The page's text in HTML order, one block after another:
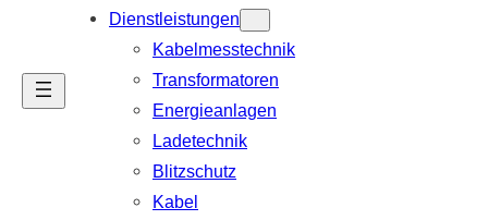
Dienstleistungen
Kabelmesstechnik
Transformatoren
Energieanlagen
Ladetechnik
Blitzschutz
Kabel